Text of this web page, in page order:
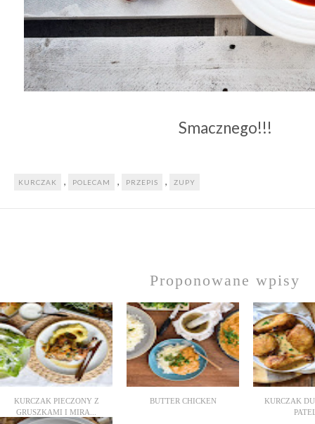
Smacznego!!!
KURCZAK , POLECAM , PRZEPIS , ZUPY
Proponowane wpisy
KURCZAK PIECZONY Z
GRUSZKAMI I MIRA...
BUTTER CHICKEN
KURCZAK